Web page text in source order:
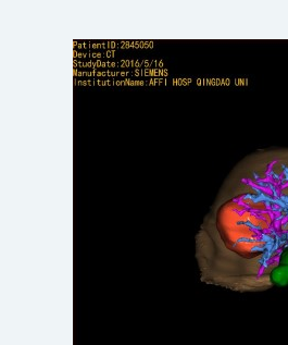
评估各种肿瘤对人体的影响、治疗